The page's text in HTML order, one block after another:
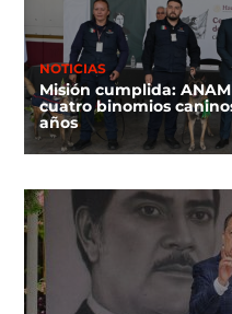
NOTICIAS
Misión cumplida:
cuatro binomios
años